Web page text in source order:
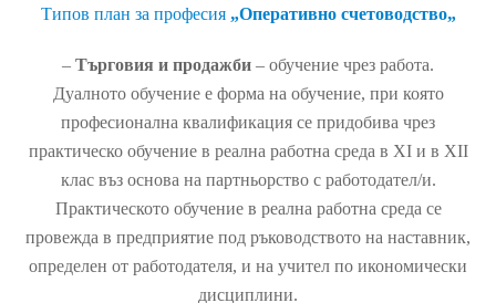
Типов план за професия „Оперативно счетоводство„
– Търговия и продажби – обучение чрез работа.
Дуалното обучение е форма на обучение, при която
професионална квалификация се придобива чрез
практическо обучение в реална работна среда в XI и в XII
клас въз основа на партньорство с работодател/и.
Практическото обучение в реална работна среда се
провежда в предприятие под ръководството на наставник,
определен от работодателя, и на учител по икономически
дисциплини.